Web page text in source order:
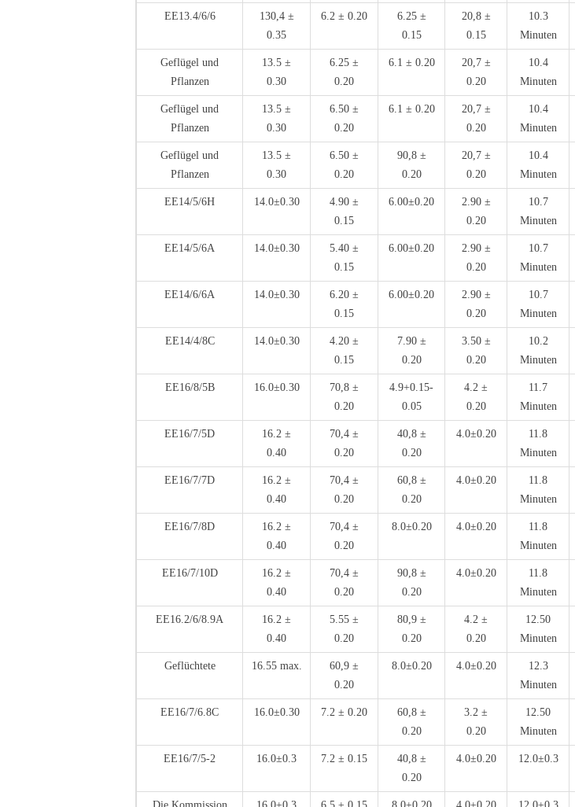
EE13.4/6/6
130,4 ±
0.35
6.2 ± 0.20
6.25 ±
0.15
20,8 ±
0.15
10.3
Minuten
Geflügel und
Pflanzen
13.5 ±
0.30
6.25 ±
0.20
6.1 ± 0.20
20,7 ±
0.20
10.4
Minuten
Geflügel und
Pflanzen
13.5 ±
0.30
6.50 ±
0.20
6.1 ± 0.20
20,7 ±
0.20
10.4
Minuten
Geflügel und
Pflanzen
13.5 ±
0.30
6.50 ±
0.20
90,8 ±
0.20
20,7 ±
0.20
10.4
Minuten
EE14/5/6H 14.0±0.30
4.90 ±
0.15
6.00±0.20
2.90 ±
0.20
10.7
Minuten
EE14/5/6A 14.0±0.30
5.40 ±
0.15
6.00±0.20
2.90 ±
0.20
10.7
Minuten
EE14/6/6A 14.0±0.30
6.20 ±
0.15
6.00±0.20
2.90 ±
0.20
10.7
Minuten
EE14/4/8C 14.0±0.30
4.20 ±
0.15
7.90 ±
0.20
3.50 ±
0.20
10.2
Minuten
EE16/8/5B 16.0±0.30
70,8 ±
0.20
4.9+0.15-
0.05
4.2 ±
0.20
11.7
Minuten
EE16/7/5D
16.2 ±
0.40
70,4 ±
0.20
40,8 ±
0.20
4.0±0.20
11.8
Minuten
EE16/7/7D
16.2 ±
0.40
70,4 ±
0.20
60,8 ±
0.20
4.0±0.20
11.8
Minuten
EE16/7/8D
16.2 ±
0.40
70,4 ±
0.20
8.0±0.20 4.0±0.20
11.8
Minuten
EE16/7/10D
16.2 ±
0.40
70,4 ±
0.20
90,8 ±
0.20
4.0±0.20
11.8
Minuten
EE16.2/6/8.9A
16.2 ±
0.40
5.55 ±
0.20
80,9 ±
0.20
4.2 ±
0.20
12.50
Minuten
Geflüchtete 16.55 max.
60,9 ±
0.20
8.0±0.20 4.0±0.20
12.3
Minuten
EE16/7/6.8C 16.0±0.30 7.2 ± 0.20
60,8 ±
0.20
3.2 ±
0.20
12.50
Minuten
EE16/7/5-2 16.0±0.3 7.2 ± 0.15
40,8 ±
0.20
4.0±0.20 12.0±0.3